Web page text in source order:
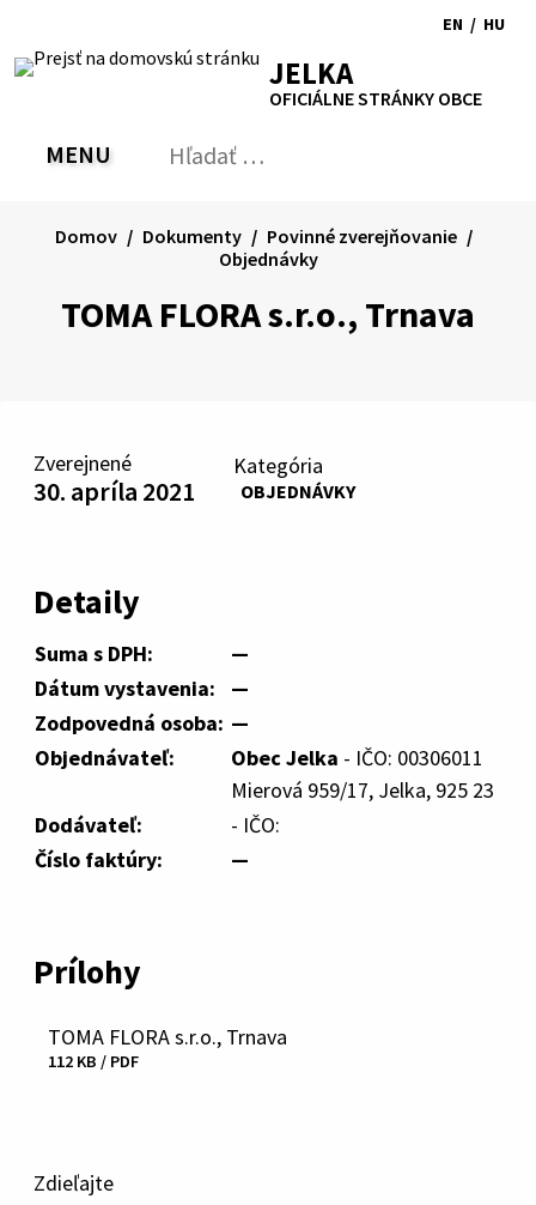
obsah
RSS MapaTlačiť
Zvýšiť
kontrast
písmapísma
EN
to
/ HU
JELKA
OFICIÁLNE STRÁNKY OBCE
PREPNÚŤ
MENU Hľadať:
TOMA FLORA s.r.o., Trnava
Domov Dokumenty
Povinné zverejňovanie
Objednávky
Zverejnené
30. apríla 2021
Kategória
OBJEDNÁVKY
Detaily
Suma s DPH:
—
Dátum vystavenia:
—
Zodpovedná osoba: —
Objednávateľ:
Obec Jelka - IČO: 00306011
Mierová 959/17, Jelka, 925 23
Dodávateľ:
- IČO:
Číslo faktúry:
—
Prílohy
Stiahnuť
TOMA FLORA s.r.o., Trnava
112 KB / PDF
Zdieľajte